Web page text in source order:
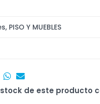
, PISO Y MUEBLES
de este producto